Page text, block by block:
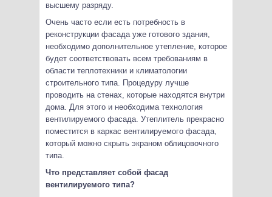
высшему разряду.
Очень часто если есть потребность в
реконструкции фасада уже готового здания,
необходимо дополнительное утепление, которое
будет соответствовать всем требованиям в
области теплотехники и климатологии
строительного типа. Процедуру лучше
проводить на стенах, которые находятся внутри
дома. Для этого и необходима технология
вентилируемого фасада. Утеплитель прекрасно
поместится в каркас вентилируемого фасада,
который можно скрыть экраном облицовочного
типа.
Что представляет собой фасад
вентилируемого типа?